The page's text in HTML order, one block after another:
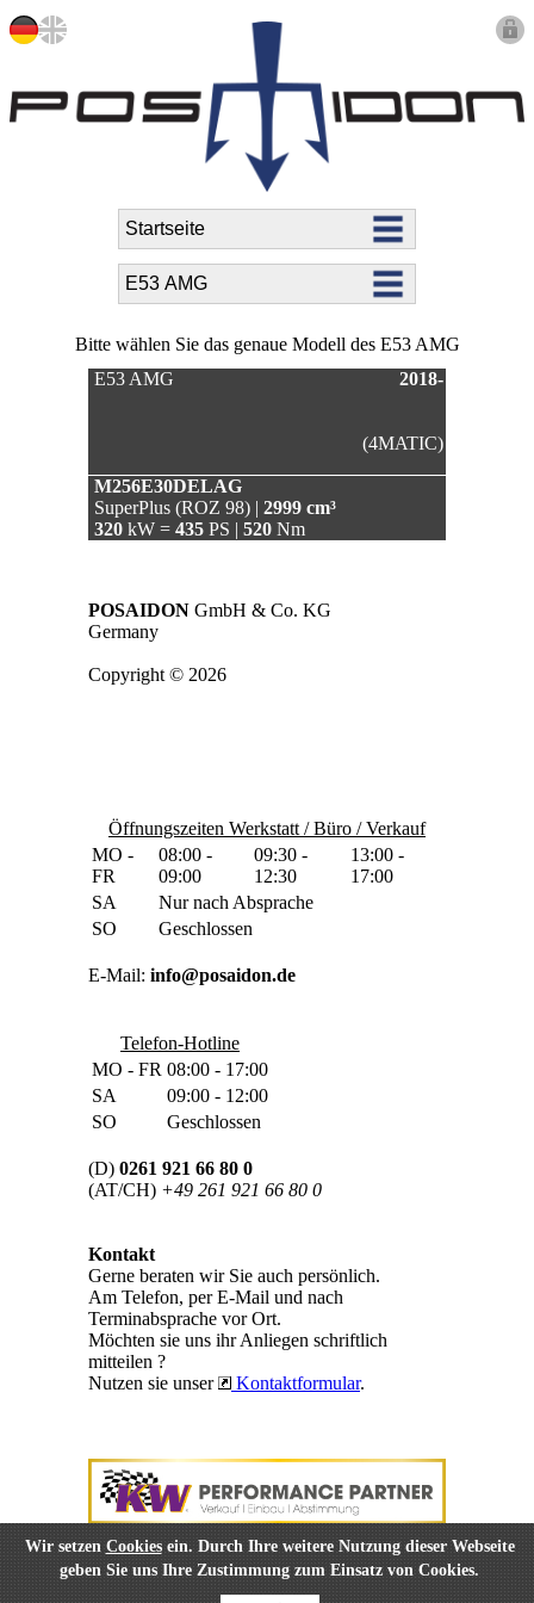
Wir setzenCookiesein. Durch Ihre weitere Nutzung dieser Webseite
geben Sie uns Ihre Zustimmung zum Einsatz von Cookies.
Bitte wählen Sie das genaue Modell des E53 AMG
2018-
(4MATIC)
E53 AMG
M256E30DELAG
SuperPlus (ROZ 98) | 2999 cm³
320 kW = 435 PS | 520 Nm
POSAIDON GmbH & Co. KG
Germany
Copyright © 2026
Öffnungszeiten Werkstatt / Büro / Verkauf
MO -
FR
08:00 -
09:00
09:30 -
12:30
13:00 -
17:00
SA
Nur nach Absprache
SO
Geschlossen
E-Mail: info@posaidon.de
Telefon-Hotline
MO - FR 08:00 - 17:00
SA
09:00 - 12:00
SO
Geschlossen
(D) 0261 921 66 80 0
(AT/CH) +49 261 921 66 80 0
Kontakt
Gerne beraten wir Sie auch persönlich.
Am Telefon, per E-Mail und nach
Terminabsprache vor Ort.
Möchten sie uns ihr Anliegen schriftlich
mitteilen ?
Nutzen sie unser
Kontaktformular.